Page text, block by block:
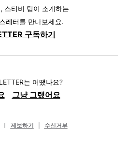
스티비 팀이 소개하는
레터를 만나보세요.
구독하기
는 어땠나요?
그냥 그랬어요
ㅣ 제보하기 수신거부